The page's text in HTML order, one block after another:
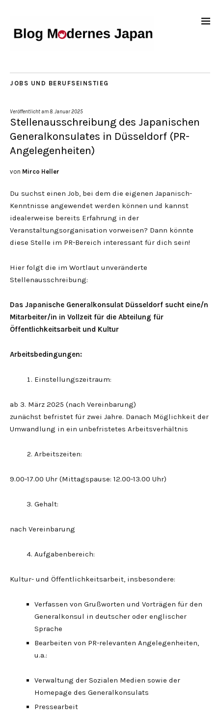
JOBS UND BERUFSEINSTIEG
Veröffentlicht am8. Januar 2025
Stellenausschreibung des Japanischen
Generalkonsulates in Düsseldorf (PR-
Angelegenheiten)
von Mirco Heller
Du suchst einen Job, bei dem die eigenen Japanisch-
Kenntnisse angewendet werden können und kannst
idealerweise bereits Erfahrung in der
Veranstaltungsorganisation vorweisen? Dann könnte
diese Stelle im PR-Bereich interessant für dich sein!
Hier folgt die im Wortlaut unveränderte
Stellenausschreibung:
Das Japanische Generalkonsulat Düsseldorf sucht eine/n
Mitarbeiter/in in Vollzeit für die Abteilung für
Öffentlichkeitsarbeit und Kultur
Arbeitsbedingungen:
Einstellungszeitraum:
ab 3. März 2025 (nach Vereinbarung)
zunächst befristet für zwei Jahre. Danach Möglichkeit der
Umwandlung in ein unbefristetes Arbeitsverhältnis
Arbeitszeiten:
9.00-17.00 Uhr (Mittagspause: 12.00-13.00 Uhr)
Gehalt:
nach Vereinbarung
Aufgabenbereich:
Kultur- und Öffentlichkeitsarbeit, insbesondere:
Verfassen von Grußworten und Vorträgen für den
Generalkonsul in deutscher oder englischer
Sprache
Bearbeiten von PR-relevanten Angelegenheiten,
u.a.:
Verwaltung der Sozialen Medien sowie der
Homepage des Generalkonsulats
Pressearbeit